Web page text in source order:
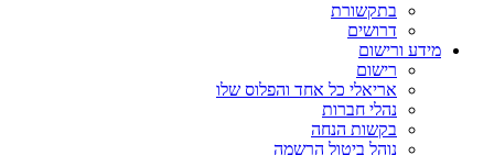
בתקשורת
דרושים
מידע ורישום
רישום
אריאלי כל אחד והפלוס שלו
נהלי חברות
בקשות הנחה
נוהל ביטול הרשמה